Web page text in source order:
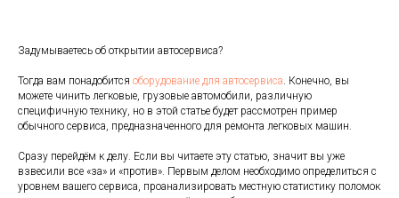
Задумываетесь об открытии автосервиса?
Тогда вам понадобится оборудование для автосервиса. Конечно, вы
можете чинить легковые, грузовые автомобили, различную
специфичную технику, но в этой статье будет рассмотрен пример
обычного сервиса, предназначенного для ремонта легковых машин.
Сразу перейдём к делу. Если вы читаете эту статью, значит вы уже
взвесили все «за» и «против». Первым делом необходимо определиться с
уровнем вашего сервиса, проанализировать местную статистику поломок